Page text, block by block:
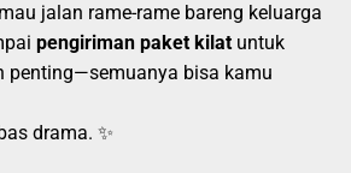
jalan rame-rame bareng keluarga
pengiriman paket kilat untuk
penting—semuanya bisa kamu
drama. ✨